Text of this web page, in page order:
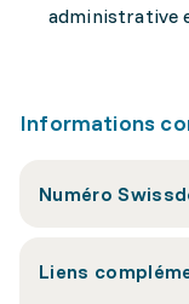
administrative
Informations
Numéro
Liens